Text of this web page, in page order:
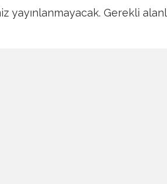
yayınlanmayacak. Gerekli